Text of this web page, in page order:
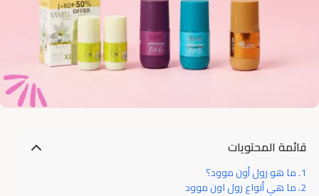
قائمة المحتويات
ما هو رول أون موود؟
ما هي أنواع رول اون موود